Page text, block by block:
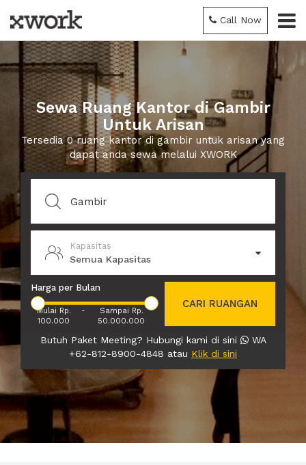
Call Now
Sewa Ruang Kantor di Gambir
Untuk Arisan
Tersedia 0 ruang kantor di gambir untuk arisan yang
dapat anda sewa melalui XWORK
Kapasitas
Semua Kapasitas
Harga per Bulan
Mulai Rp.
100.000
-
Sampai Rp.
50.000.000
CARI RUANGAN
Butuh Paket Meeting? Hubungi kami di sini
WA
+62-812-8900-4848 atau Klik di sini